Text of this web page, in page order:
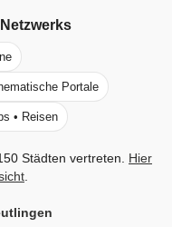
Portale
• Reisen
Städten vertreten. Hier
.